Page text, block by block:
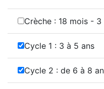
Crèche : 18 mois - 3
Cycle 1 : 3 à 5 ans
Cycle 2 : de 6 à 8